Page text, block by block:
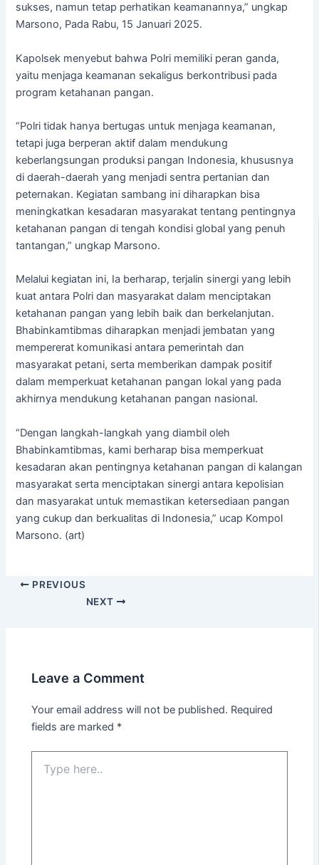
sukses, namun tetap perhatikan keamanannya,” ungkap
Marsono, Pada Rabu, 15 Januari 2025.
Kapolsek menyebut bahwa Polri memiliki peran ganda,
yaitu menjaga keamanan sekaligus berkontribusi pada
program ketahanan pangan.
“Polri tidak hanya bertugas untuk menjaga keamanan,
tetapi juga berperan aktif dalam mendukung
keberlangsungan produksi pangan Indonesia, khususnya
di daerah-daerah yang menjadi sentra pertanian dan
peternakan. Kegiatan sambang ini diharapkan bisa
meningkatkan kesadaran masyarakat tentang pentingnya
ketahanan pangan di tengah kondisi global yang penuh
tantangan,” ungkap Marsono.
Melalui kegiatan ini, Ia berharap, terjalin sinergi yang lebih
kuat antara Polri dan masyarakat dalam menciptakan
ketahanan pangan yang lebih baik dan berkelanjutan.
Bhabinkamtibmas diharapkan menjadi jembatan yang
mempererat komunikasi antara pemerintah dan
masyarakat petani, serta memberikan dampak positif
dalam memperkuat ketahanan pangan lokal yang pada
akhirnya mendukung ketahanan pangan nasional.
“Dengan langkah-langkah yang diambil oleh
Bhabinkamtibmas, kami berharap bisa memperkuat
kesadaran akan pentingnya ketahanan pangan di kalangan
masyarakat serta menciptakan sinergi antara kepolisian
dan masyarakat untuk memastikan ketersediaan pangan
yang cukup dan berkualitas di Indonesia,” ucap Kompol
Marsono. (art)
PREVIOUS
NEXT
Leave a Comment
Your email address will not be published. Required
fields are marked *
here..